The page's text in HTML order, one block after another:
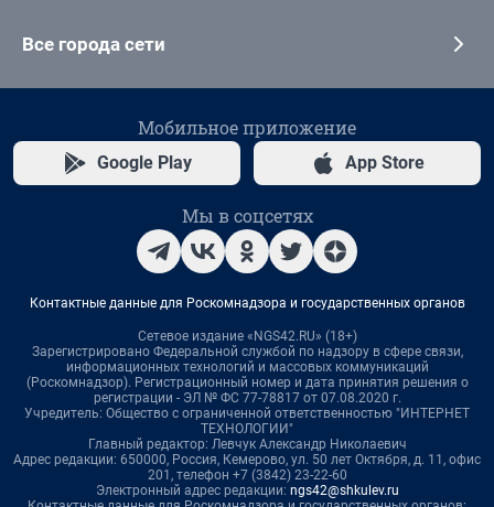
Все города сети
Мобильное приложение
Google Play App Store
Мы в соцсетях
Контактные данные для Роскомнадзора и государственных органов
Сетевое издание «NGS42.RU» (18+)
Зарегистрировано Федеральной службой по надзору в сфере связи,
информационных технологий и массовых коммуникаций
(Роскомнадзор). Регистрационный номер и дата принятия решения о
регистрации - ЭЛ № ФС 77-78817 от 07.08.2020 г.
Учредитель: Общество с ограниченной ответственностью "ИНТЕРНЕТ
ТЕХНОЛОГИИ"
Главный редактор: Левчук Александр Николаевич
Адрес редакции: 650000, Россия, Кемерово, ул. 50 лет Октября, д. 11, офис
201, телефон +7 (3842) 23-22-60
Электронный адрес редакции: ngs42@shkulev.ru